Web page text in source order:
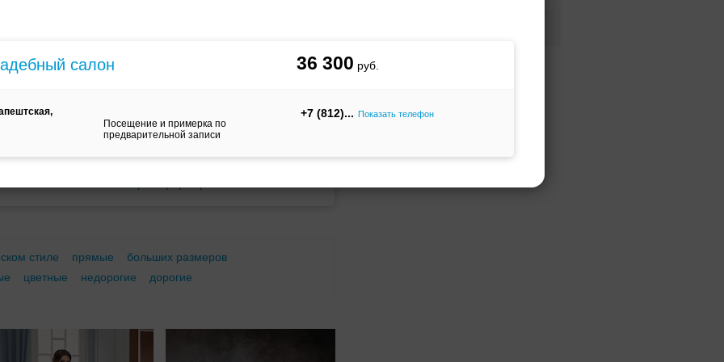
салон 36 300
Посещение и примерка по
предварительной записи
+7 (812) Показать телефон
стиле прямые
больших размеров
цветные недорогие дорогие